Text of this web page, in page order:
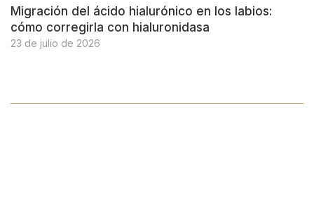
Migración del ácido hialurónico en los labios:
cómo corregirla con hialuronidasa
23 de julio de 2026